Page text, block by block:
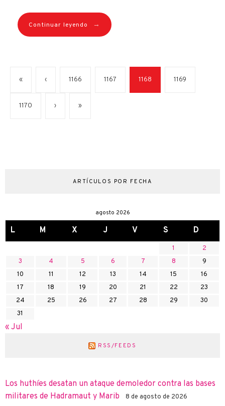
Continuar leyendo →
« ‹ 1166 1167 1168 1169
1170 › »
ARTÍCULOS POR FECHA
agosto 2026
L M X J V S D
1
2
3
4 5 6 7 8
9
10
11 12 13 14 15
16
17
18 19 20 21 22
23
24
25 26 27 28 29
30
31
« Jul
RSS/FEEDS
Los huthíes desatan un ataque demoledor contra las bases
militares de Hadramaut y Marib
8 de agosto de 2026